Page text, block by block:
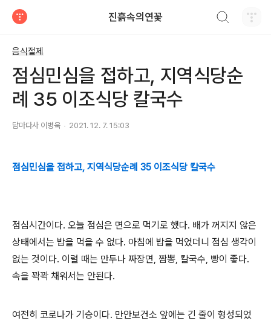
진흙속의연꽃
음식절제
점심민심을 접하고, 지역식당순
례 35 이조식당 칼국수
담마다사 이병욱 2021. 12. 7. 15:03
점심민심을 접하고, 지역식당순례 35 이조식당 칼국수
점심시간이다. 오늘 점심은 면으로 먹기로 했다. 배가 꺼지지 않은
상태에서는 밥을 먹을 수 없다. 아침에 밥을 먹었더니 점심 생각이
없는 것이다. 이럴 때는 만두나 짜장면, 짬뽕, 칼국수, 빵이 좋다.
속을 꽉꽉 채워서는 안된다.
여전히 코로나가 기승이다. 만안보건소 앞에는 긴 줄이 형성되었